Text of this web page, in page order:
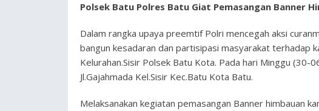
Polsek Batu Polres Batu Giat Pemasangan Banner
Dalam rangka upaya preemtif Polri mencegah aksi
bangun kesadaran dan partisipasi masyarakat terhadap
Kelurahan.Sisir Polsek Batu Kota. Pada hari Minggu
Jl.Gajahmada Kel.Sisir Kec.Batu Kota Batu.
Melaksanakan kegiatan pemasangan Banner himbauan